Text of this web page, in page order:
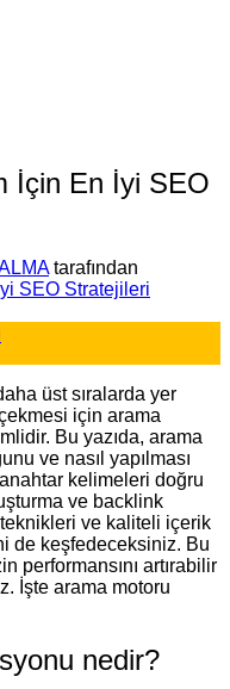
İçin En İyi SEO
tarafından
üst sıralarda yer
için arama
Bu yazıda, arama
ve nasıl yapılması
kelimeleri doğru
ve backlink
teknikleri ve kaliteli içerik
de keşfedeceksiniz. Bu
performansını artırabilir
İşte arama motoru
nedir?